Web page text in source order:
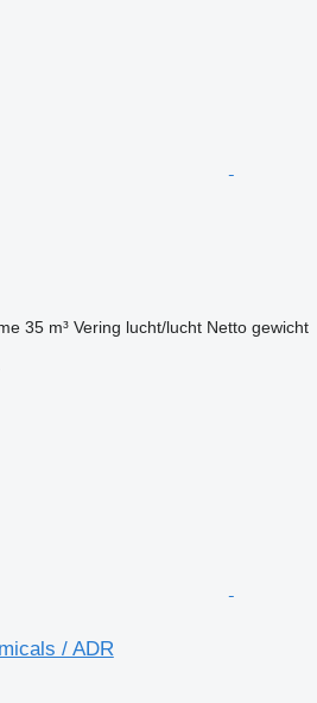
35 m³ Vering lucht/lucht Netto gewicht
/ ADR